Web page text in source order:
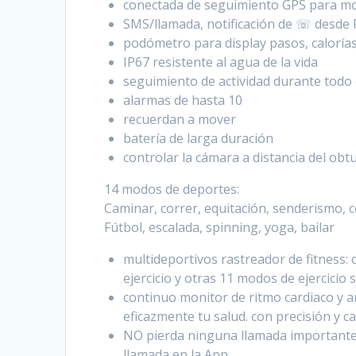
conectada de seguimiento GPS para
SMS/llamada, notificación de ☏ desde
podómetro para display pasos,
IP67 resistente al agua de la vida
seguimiento de actividad durante todo
alarmas de hasta 10
recuerdan a mover
batería de larga duración
controlar la cámara a distancia del
14 modos de deportes:
Caminar, correr, equitación,
Fútbol, escalada, spinning, yoga, bailar
multideportivos rastreador de fitness:
ejercicio y otras 11 modos de ejercicio
continuo monitor de ritmo cardiaco y
eficazmente tu salud. con precisión y
NO pierda ninguna llamada